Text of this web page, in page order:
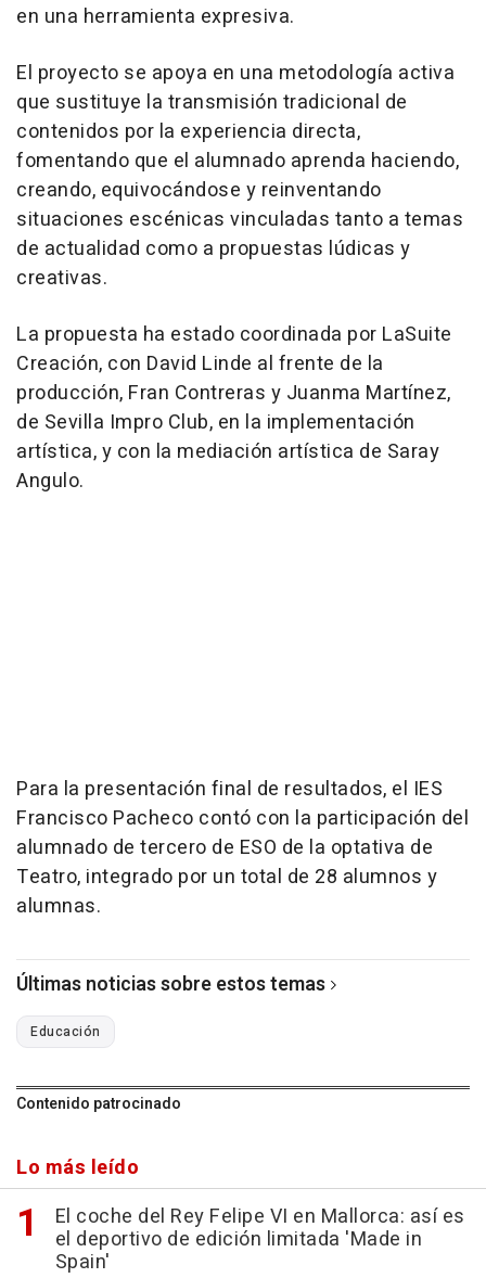
en una herramienta expresiva.
El proyecto se apoya en una metodología activa
que sustituye la transmisión tradicional de
contenidos por la experiencia directa,
fomentando que el alumnado aprenda haciendo,
creando, equivocándose y reinventando
situaciones escénicas vinculadas tanto a temas
de actualidad como a propuestas lúdicas y
creativas.
La propuesta ha estado coordinada por LaSuite
Creación, con David Linde al frente de la
producción, Fran Contreras y Juanma Martínez,
de Sevilla Impro Club, en la implementación
artística, y con la mediación artística de Saray
Angulo.
Para la presentación final de resultados, el IES
Francisco Pacheco contó con la participación del
alumnado de tercero de ESO de la optativa de
Teatro, integrado por un total de 28 alumnos y
alumnas.
Últimas noticias sobre estos temas
Educación
Contenido patrocinado
Lo más leído
El coche del Rey Felipe VI en Mallorca: así es
el deportivo de edición limitada 'Made in
Spain'